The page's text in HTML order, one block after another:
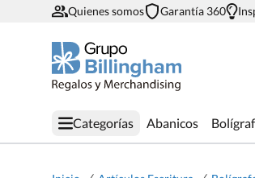
Quienes somos Garantía 360
Categorías Abanicos